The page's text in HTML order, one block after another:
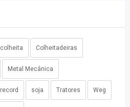
colheita Colheitadeiras
Metal Mecânica
record soja Tratores Weg